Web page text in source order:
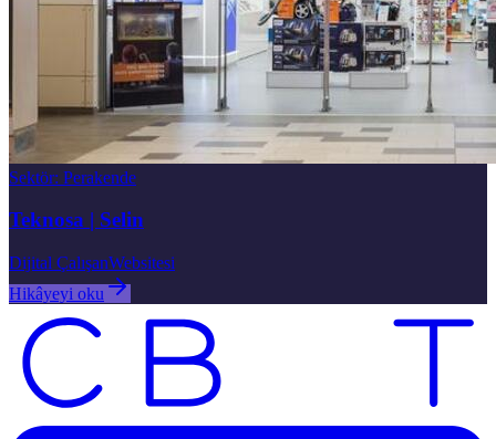
Sektör: Perakende
Teknosa | Selin
Dijital ÇalışanWebsitesi
Hikâyeyi oku